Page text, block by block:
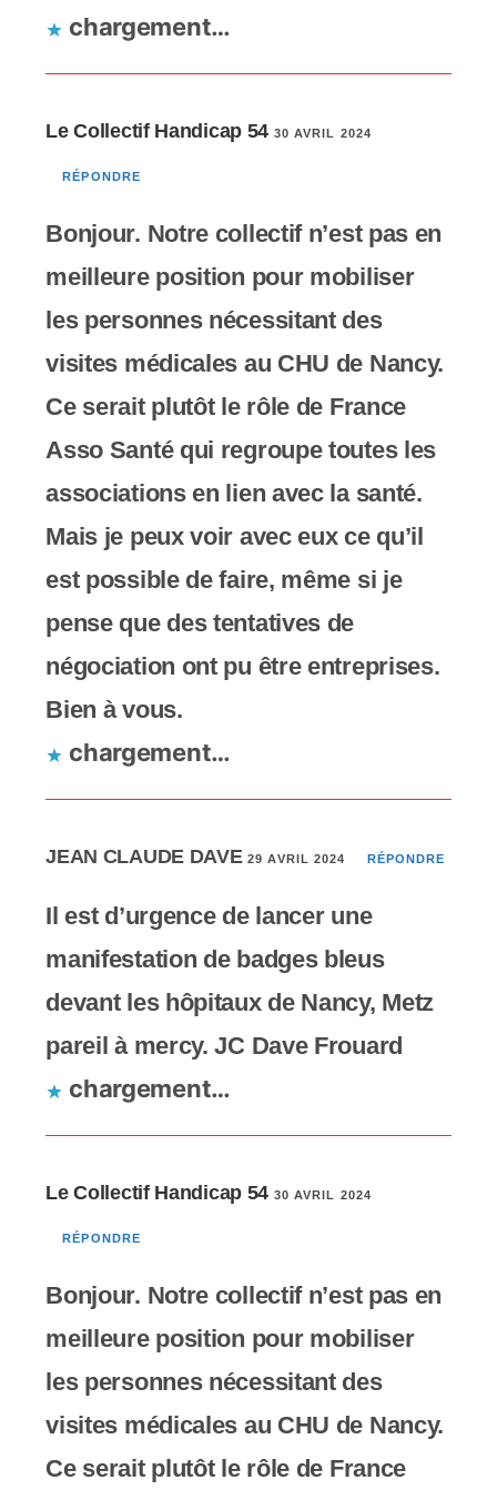
chargement…
Le Collectif Handicap 54 30 AVRIL 2024
RÉPONDRE
Bonjour. Notre collectif n’est pas en
meilleure position pour mobiliser
les personnes nécessitant des
visites médicales au CHU de Nancy.
Ce serait plutôt le rôle de France
Asso Santé qui regroupe toutes les
associations en lien avec la santé.
Mais je peux voir avec eux ce qu’il
est possible de faire, même si je
pense que des tentatives de
négociation ont pu être entreprises.
Bien à vous.
chargement…
JEAN CLAUDE DAVE29 AVRIL 2024 RÉPONDRE
Il est d’urgence de lancer une
manifestation de badges bleus
devant les hôpitaux de Nancy, Metz
pareil à mercy. JC Dave Frouard
chargement…
Le Collectif Handicap 54 30 AVRIL 2024
RÉPONDRE
Bonjour. Notre collectif n’est pas en
meilleure position pour mobiliser
les personnes nécessitant des
visites médicales au CHU de Nancy.
Ce serait plutôt le rôle de France